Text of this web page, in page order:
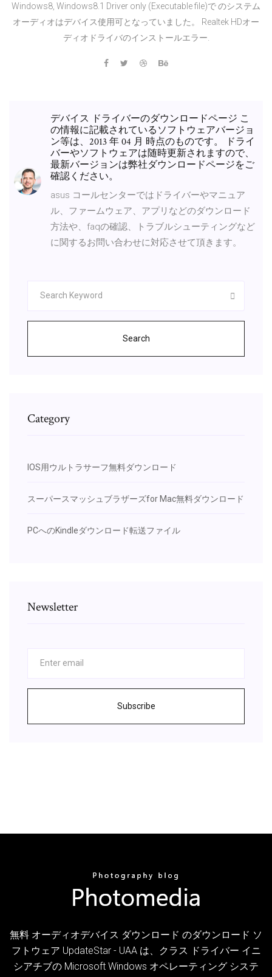
Windows8, Windows8.1 Driver only (Executable file)で のシステム
オーディオはデバイス使用可となっていました。 Realtek HDオー
ディオドライバのインストールエラー.
デバイス ドライバーのダウンロードページ こ
の情報に記載されているソフトウェアバージョ
ン等は、2013 年 04 月 時点のものです。 ドライ
バーやソフトウェアは随時更新されますので、
最新バージョンは弊社ダウンロードページをご
確認ください。
asus コールセンターではドライバーやマニュア
ル、ファームウェア、アプリなどのダウンロード
方法や、faqの確認、トラブルシューティングなど
に関するお問い合わせに対応させて頂きます。
Search
Category
IOS用ウルトラサーフ無料ダウンロード
スーパースマッシュブラザーズfor Mac無料ダウンロード
PCへのKindleダウンロード転送ファイル
Newsletter
Subscribe
無料 オーディオデバイス ダウンロード のダウンロード ソ
フトウェア UpdateStar - UAA は、クラス ドライバー イニ
シアチブの Microsoft Windows オペレーティング システ